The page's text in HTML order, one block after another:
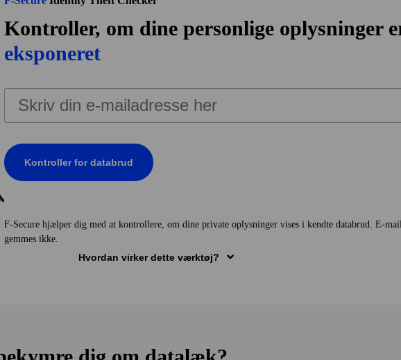
Kontroller, om dine personlige oplysninger
eksponeret
Kontroller for data­brud
F‑Secure hjælper dig med at kontrollere, om dine private oplysninger vises i kendte data­brud.
gemmes ikke.
Hvordan virker dette værktøj?
BRUD BLEV FUNDET